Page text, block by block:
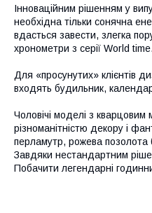
Інноваційним рішенням у
необхідна тільки сонячна
вдасться завести, злегка
хронометри з серії World time.
Для «просунутих» клієнтів
входять будильник, календар,
Чоловічі моделі з кварцовим
різноманітністю декору і
перламутр, рожева позолота
Завдяки нестандартним
Побачити легендарні